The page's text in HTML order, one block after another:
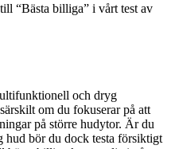
“Bästa billiga” i vårt test av
och dryg
om du fokuserar på att
på större hudytor. Är du
hud bör du dock testa försiktigt